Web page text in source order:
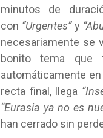
minutos de
con “Urgentes”y
necesariamente se
bonito tema que
automáticamente
recta final, llega
“Eurasia ya no es
han cerrado sin